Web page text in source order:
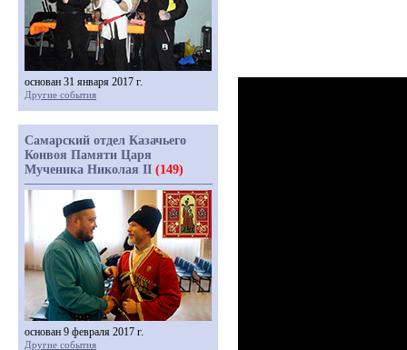
основан 31 января 2017 г.
Другие события
Самарский отдел Казачьего
Конвоя Памяти Царя
Мученика Николая II (149)
основан 9 февраля 2017 г.
Другие события